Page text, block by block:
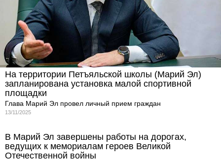
На территории Петъяльской школы (Марий Эл)
запланирована установка малой спортивной
площадки
Глава Марий Эл провел личный прием граждан
13/11/2025
В Марий Эл завершены работы на дорогах,
ведущих к мемориалам героев Великой
Отечественной войны